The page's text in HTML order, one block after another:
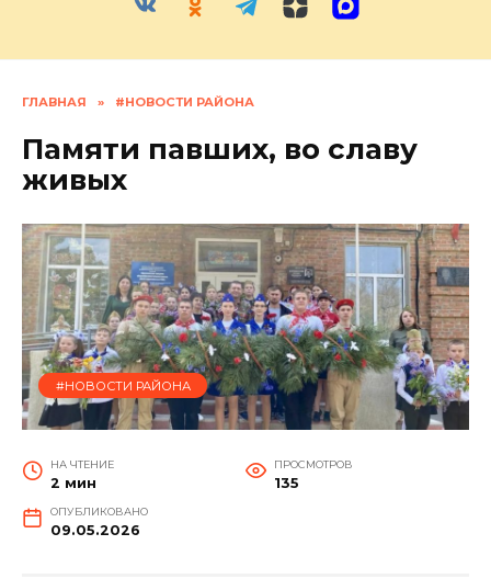
ГЛАВНАЯ » #НОВОСТИ РАЙОНА
Памяти павших, во славу
живых
#НОВОСТИ РАЙОНА
НА ЧТЕНИЕ
2 мин
ПРОСМОТРОВ
135
ОПУБЛИКОВАНО
09.05.2026